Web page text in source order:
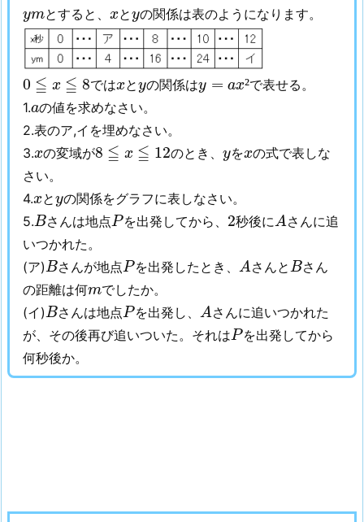
ym
ymとすると、x
xとy
yの関係は表のようになります。
0 ≦ x ≦ 8
0 ≦x ≦ 8 ではx
xとy
yの関係はy = ax²
y=ax² で表せる。
1.a
aの値を求めなさい。
2.表のア,イを埋めなさい。
3.x
xの変域が8 ≦ x ≦ 12
8 ≦x ≦ 12 のとき、 y
yをx
xの式で表しな
さい。
4.x
xとy
yの関係をグラフに表しなさい。
5.B
B さんは地点P
P を出発してから、 2
2秒後にA
A さんに追
いつかれた。
(ア)B
B さんが地点P
P を出発したとき、 A
A さんとB
Bさん
の距離は何m
mでしたか。
(イ)B
B さんは地点P
P を出発し、 A
A さんに追いつかれた
が、その後再び追いついた。それはP
P を出発してから
何秒後か。